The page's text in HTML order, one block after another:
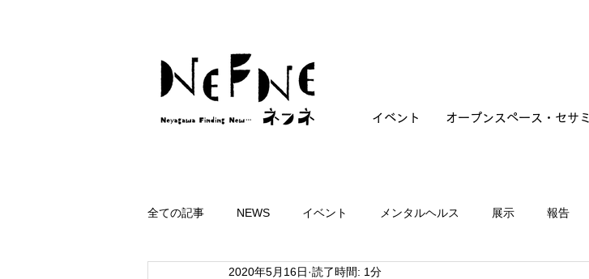
イベント オープンスペース・セサミ
全ての記事 NEWS イベント メンタルヘルス 展示 報告
2020年5月16日 読了時間: 1分